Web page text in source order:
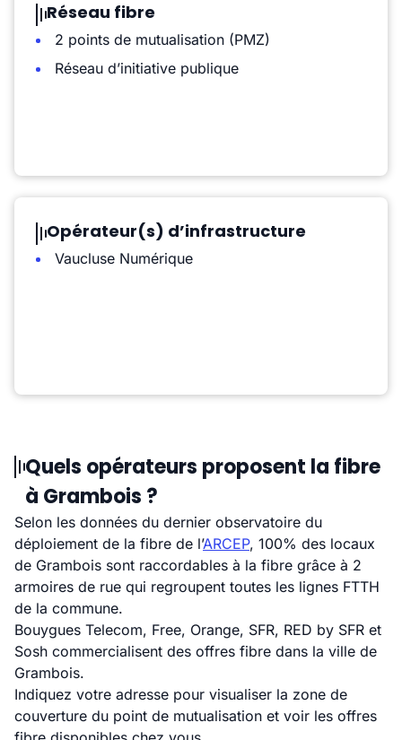
Réseau fibre
2 points de mutualisation (PMZ)
Réseau d’initiative publique
Opérateur(s) d’infrastructure
Vaucluse Numérique
Quels opérateurs proposent la fibre
à Grambois ?
Selon les données du dernier observatoire du
déploiement de la fibre de l’ARCEP, 100% des locaux
de Grambois sont raccordables à la fibre grâce à 2
armoires de rue qui regroupent toutes les lignes FTTH
de la commune.
Bouygues Telecom, Free, Orange, SFR, RED by SFR et
Sosh commercialisent des offres fibre dans la ville de
Grambois.
Indiquez votre adresse pour visualiser la zone de
couverture du point de mutualisation et voir les offres